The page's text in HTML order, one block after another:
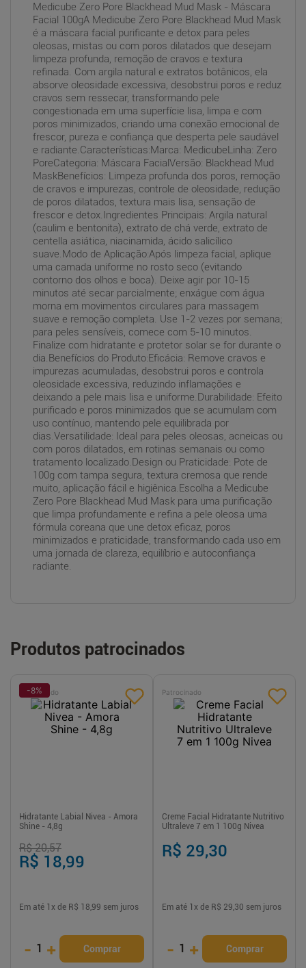
Medicube Zero Pore Blackhead Mud Mask - Máscara
Facial 100gA Medicube Zero Pore Blackhead Mud Mask
é a máscara facial purificante e detox para peles
oleosas, mistas ou com poros dilatados que desejam
limpeza profunda, remoção de cravos e textura
refinada. Com argila natural e extratos botânicos, ela
absorve oleosidade excessiva, desobstrui poros e reduz
cravos sem ressecar, transformando pele
congestionada em uma superfície lisa, limpa e com
poros minimizados, criando uma conexão emocional de
frescor, pureza e confiança que desperta pele saudável
e radiante.Características:Marca: MedicubeLinha: Zero
PoreCategoria: Máscara FacialVersão: Blackhead Mud
MaskBenefícios: Limpeza profunda dos poros, remoção
de cravos e impurezas, controle de oleosidade, redução
de poros dilatados, textura mais lisa, sensação de
frescor e detox.Ingredientes Principais: Argila natural
(caulim e bentonita), extrato de chá verde, extrato de
centella asiática, niacinamida, ácido salicílico
suave.Modo de Aplicação:Após limpeza facial, aplique
uma camada uniforme no rosto seco (evitando
contorno dos olhos e boca). Deixe agir por 10-15
minutos até secar parcialmente; enxágue com água
morna em movimentos circulares para massagem
suave e remoção completa. Use 1-2 vezes por semana;
para peles sensíveis, comece com 5-10 minutos.
Finalize com hidratante e protetor solar se for durante o
dia.Benefícios do Produto:Eficácia: Remove cravos e
impurezas acumuladas, desobstrui poros e controla
oleosidade excessiva, reduzindo inflamações e
deixando a pele mais lisa e uniforme.Durabilidade: Efeito
purificado e poros minimizados que se acumulam com
uso contínuo, mantendo pele equilibrada por
dias.Versatilidade: Ideal para peles oleosas, acneicas ou
com poros dilatados, em rotinas semanais ou como
tratamento localizado.Design ou Praticidade: Pote de
100g com tampa segura, textura cremosa que rende
muito, aplicação fácil e higiênica.Escolha a Medicube
Zero Pore Blackhead Mud Mask para uma purificação
que limpa profundamente e refina a pele oleosa uma
fórmula coreana que une detox eficaz, poros
minimizados e praticidade, transformando cada uso em
uma jornada de clareza, equilíbrio e autoconfiança
radiante.
Produtos patrocinados
Patrocinado
-8%
Hidratante Labial Nivea - Amora
Shine - 4,8g
R$ 20,57
R$ 18,99
Em até 1 x de R$ 18,99 sem juros
- 1 + Comprar
Patrocinado
Creme Facial Hidratante Nutritivo
Ultraleve 7 em 1 100g Nivea
R$ 29,30
Em até 1 x de R$ 29,30 sem juros
- 1 + Comprar